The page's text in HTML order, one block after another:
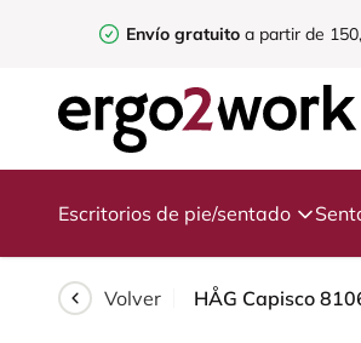
Envío gratuito a partir de
Escritorios de pie/sentado
Volver